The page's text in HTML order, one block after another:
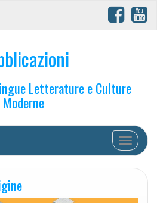
Letterature e Culture
Moderne
Toggle